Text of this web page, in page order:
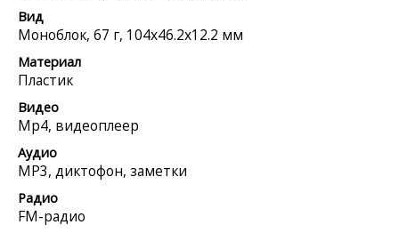
Вид
Моноблок, 67 г, 104x46.2x12.2 мм
Материал
Пластик
Видео
Mp4, видеоплеер
Аудио
MP3, диктофон, заметки
Радио
FM-радио